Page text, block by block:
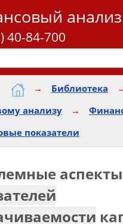
анализ
40-84-700
→ Библиотека
анализу
→
показатели
аспекты